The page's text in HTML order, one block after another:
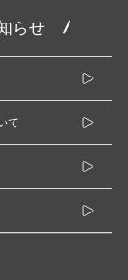
らせ
て